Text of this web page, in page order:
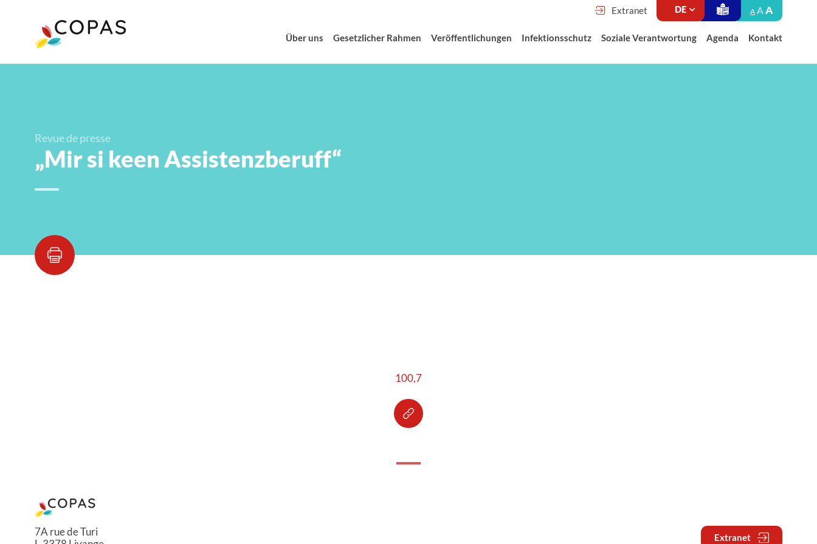
Extranet A AA
Über uns Gesetzlicher Rahmen Veröffentlichungen Infektionsschutz Soziale Verantwortung Agenda Kontakt
Revue de presse
„Mir si keen Assistenzberuff“
100,7
7A rue de Turi
Extranet